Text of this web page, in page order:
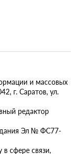
и массовых
г. Саратов, ул.
редактор
Эл № ФС77-
сфере связи,